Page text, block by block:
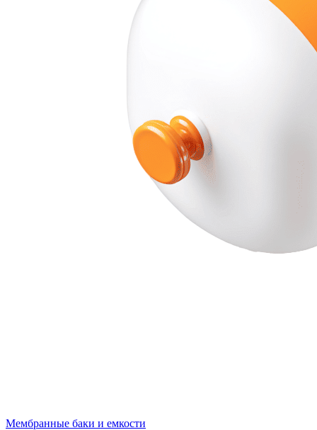
Мембранные баки и емкости